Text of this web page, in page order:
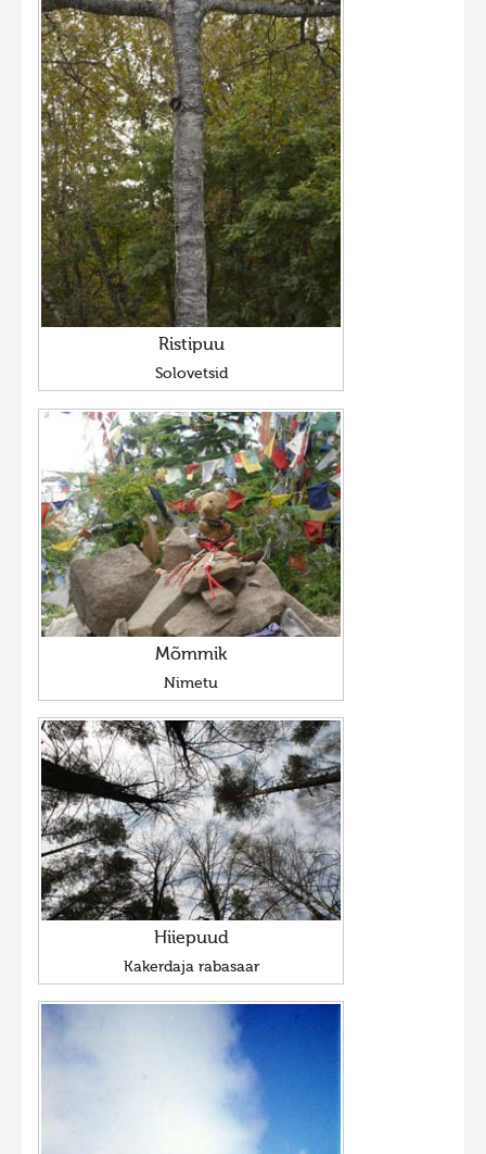
Ristipuu
Solovetsid
Mõmmik
Nimetu
Hiiepuud
Kakerdaja rabasaar